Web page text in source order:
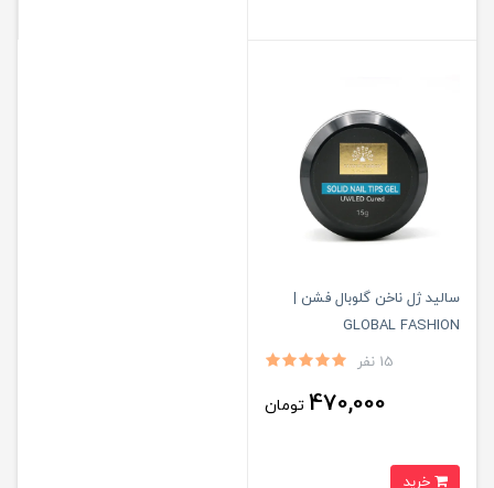
سالید ژل ناخن گلوبال فشن |
GLOBAL FASHION
15 نفر
470,000 تومان